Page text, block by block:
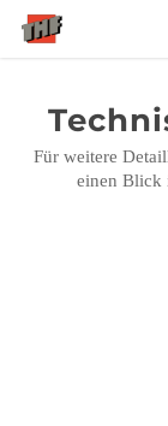
Skip
Für weitere
einen Blick